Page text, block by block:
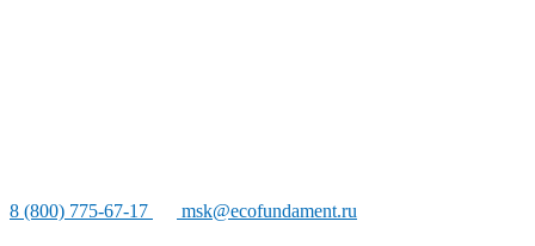
8 (800) 775-67-17 msk@ecofundament.ru